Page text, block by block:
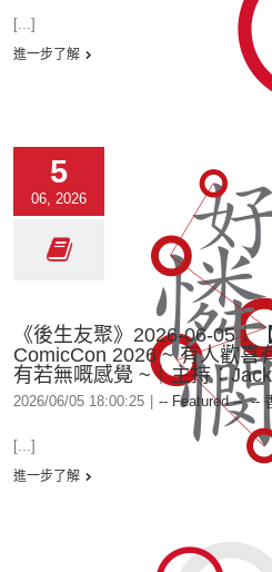
[...]
進一步了解
5
06, 2026
《後生友聚》2026-06-05︱
ComicCon 2026 ~ 有人歡喜
有若無嘅感覺 ~｜主持：
2026/06/05 18:00:25 -- Featured --,--
[...]
進一步了解